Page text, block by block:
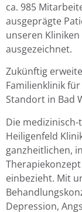
ca. 985
ausgeprägte
unseren
ausgezeichnet.
Zukünftig
Familienklinik
Standort in Bad
Die
Heiligenfeld
ganzheitlichen,
einbezieht. Mit
Depression,